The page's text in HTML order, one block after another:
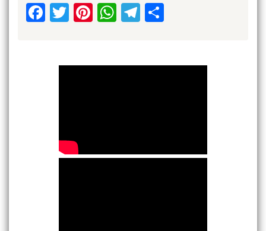
Facebook
Twitter
Pinterest
WhatsApp
Telegram